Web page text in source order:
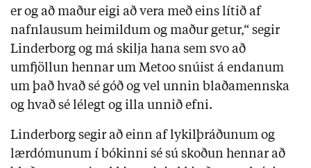
er og að maður eigi að vera með eins lítið af
nafnlausum heimildum og maður getur,“ segir
Linderborg og má skilja hana sem svo að
umfjöllun hennar um Metoo snúist á endanum
um það hvað sé góð og vel unnin blaðamennska
og hvað sé lélegt og illa unnið efni.
Linderborg segir að einn af lykilþráðunum og
lærdómunum í bókinni sé sú skoðun hennar að